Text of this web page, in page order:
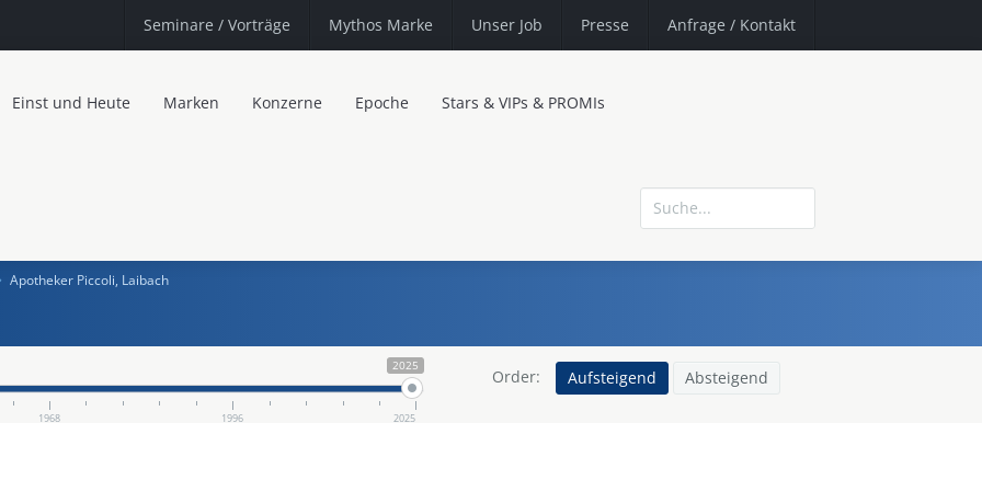
Seminare / Vorträge Mythos Marke Unser Job Presse Anfrage / Kontakt
Einst und Heute Marken Konzerne Epoche Stars & VIPs & PROMIs
Apotheker Piccoli, Laibach
2025
1968 1996 2025
Order: Aufsteigend Absteigend